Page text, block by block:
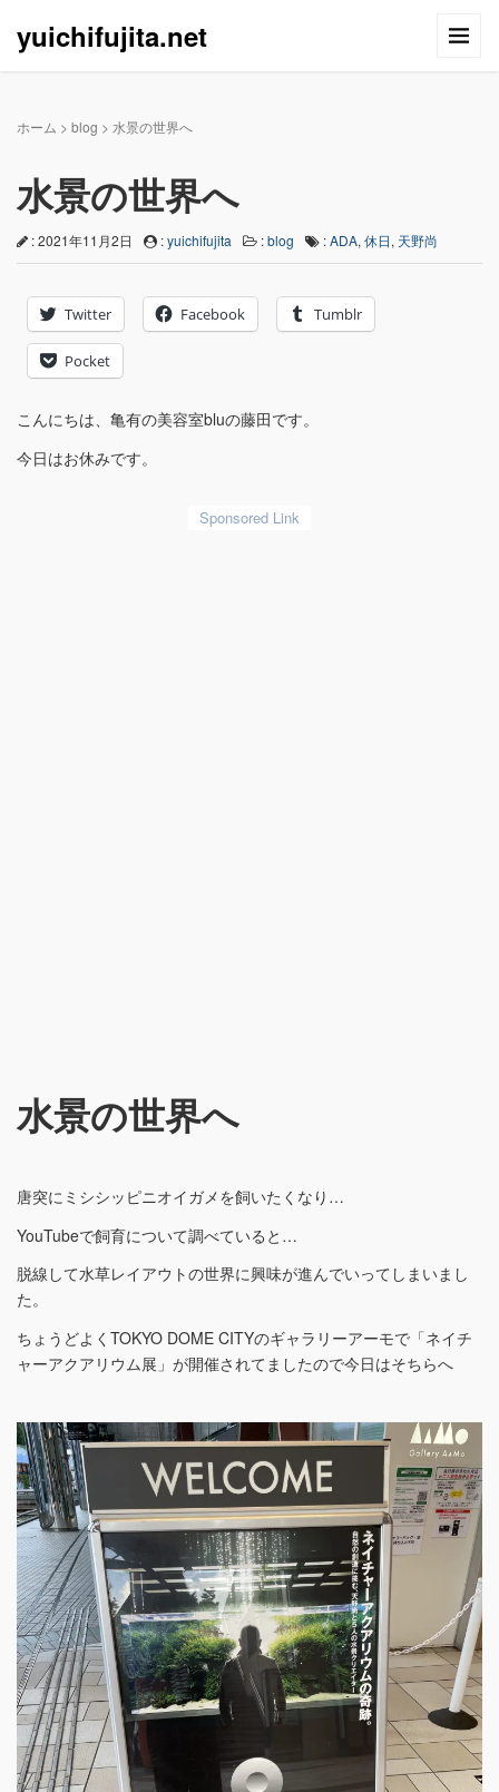
yuichifujita.net
ホーム > blog > 水景の世界へ
水景の世界へ
: 2021年11月2日 :yuichifujita :blog :ADA, 休日, 天野尚
Twitter Facebook Tumblr
Pocket
こんにちは、亀有の美容室bluの藤田です。
今日はお休みです。
水景の世界へ
唐突にミシシッピニオイガメを飼いたくなり…
YouTubeで飼育について調べていると…
脱線して水草レイアウトの世界に興味が進んでいってしまいまし
た。
ちょうどよくTOKYO DOME CITYのギャラリーアーモで「ネイチ
ャーアクアリウム展」が開催されてましたので今日はそちらへ